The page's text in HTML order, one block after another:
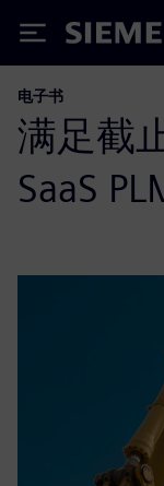
Siemens
电子书
满足截
SaaS